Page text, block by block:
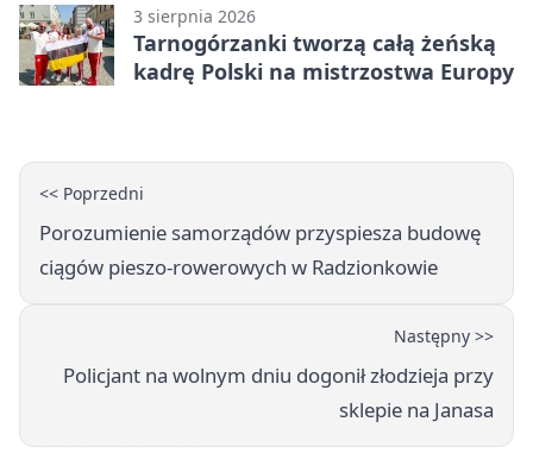
3 sierpnia 2026
Tarnogórzanki tworzą całą żeńską
kadrę Polski na mistrzostwa Europy
<< Poprzedni
Porozumienie samorządów przyspiesza budowę
ciągów pieszo-rowerowych w Radzionkowie
Następny >>
Policjant na wolnym dniu dogonił złodzieja przy
sklepie na Janasa